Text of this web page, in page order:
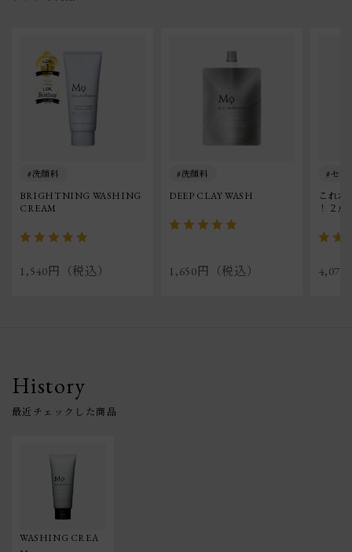
洗顔料
BRIGHTNING WASHING
CREAM
1,540円（税込）
洗顔料
DEEP CLAY WASH
1,650円（税込）
セッ
これだ
！２
4,070
History
WASHING CREA